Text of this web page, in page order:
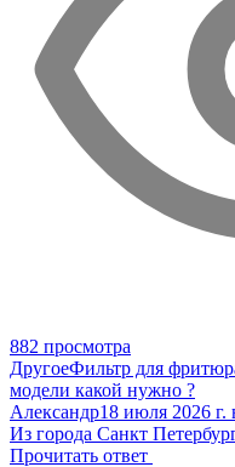
882 просмотра
ДругоеФильтр для
модели какой нужно ?
Александр18 июля 2026 г.
Из города Санкт
Прочитать ответ